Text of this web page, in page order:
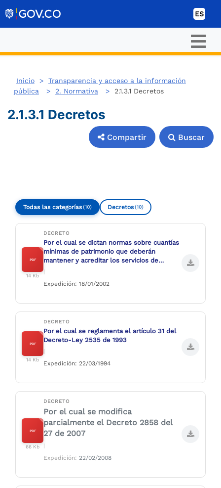
ES
Inicio> Transparencia y acceso a la información
pública > 2. Normativa > 2.1.3.1 Decretos
2.1.3.1 Decretos
Compartir Buscar
Todas las categorías(10) Decretos(10)
PDF
14 Kb
DECRETO
Por el cual se dictan normas sobre cuantías
mínimas de patrimonio que deberán
mantener y acreditar los servicios de
vigilancia y seguridad privada ante la
Privada
|
Expedición: 18/01/2002
PDF
14 Kb
DECRETO
Por el cual se reglamenta el artículo 31 del
Decreto-Ley 2535 de 1993
|
Expedición: 22/03/1994
PDF
66 Kb
DECRETO
Por el cual se modifica
parcialmente el Decreto 2858 del
27 de 2007
|
Expedición: 22/02/2008